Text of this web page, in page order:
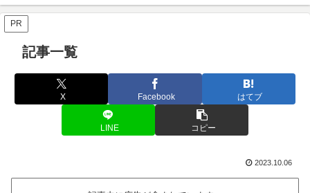
PR
記事一覧
X Facebook はてブ
LINE コピー
2023.10.06